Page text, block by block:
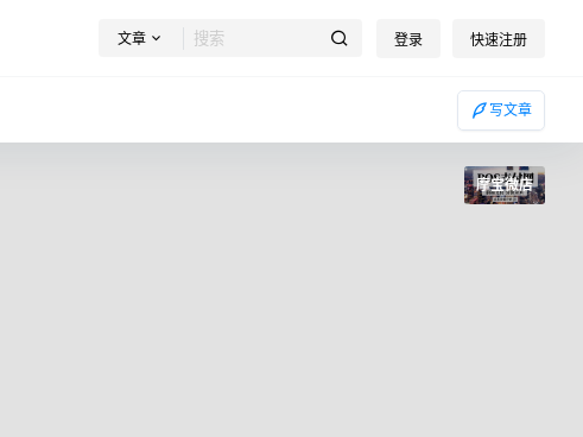
文章 登录 快速注册
写文章
摩宝微店